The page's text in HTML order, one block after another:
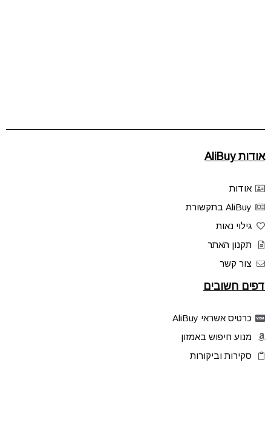
אודות AliBuy
אודות
AliBuy בתקשורת
גילוי נאות
תקנון האתר
צור קשר
דפים חשובים
כרטיס אשראי AliBuy
מנוע חיפוש באמזון
סקירות וביקורות